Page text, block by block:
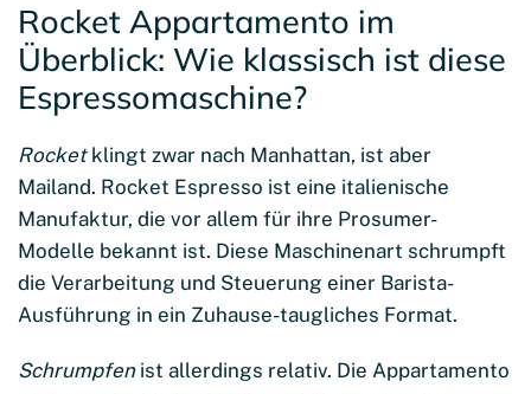
Rocket Appartamento im
Überblick: Wie klassisch ist diese
Espressomaschine?
Rocketklingt zwar nach Manhattan, ist aber
Mailand. Rocket Espresso ist eine italienische
Manufaktur, die vor allem für ihre Prosumer-
Modelle bekannt ist. Diese Maschinenart schrumpft
die Verarbeitung und Steuerung einer Barista-
Ausführung in ein Zuhause-taugliches Format.
Schrumpfen ist allerdings relativ. Die Appartamento